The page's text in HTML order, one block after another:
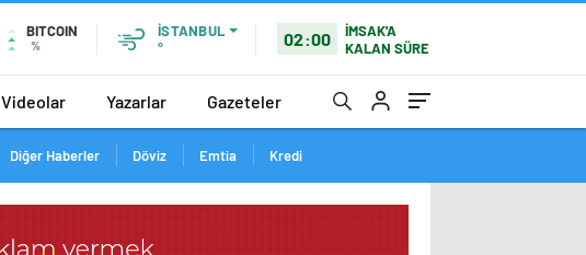
BITCOIN
%
İSTANBUL
°
02:00
İMSAK'A
KALAN SÜRE
Videolar Yazarlar Gazeteler
Diğer Haberler Döviz Emtia Kredi